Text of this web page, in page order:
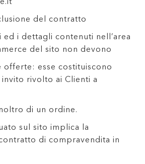
del contratto
ed i dettagli contenuti nell’area
del sito non devono
offerte: esse costituiscono
rivolto ai Clienti a
di un ordine.
sul sito implica la
di compravendita in